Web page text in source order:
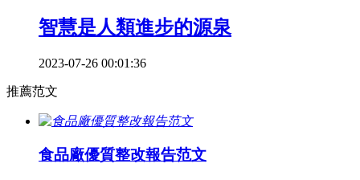
智慧是人類進步的源泉
2023-07-26 00:01:36
推薦范文
食品廠優質整改報告范文